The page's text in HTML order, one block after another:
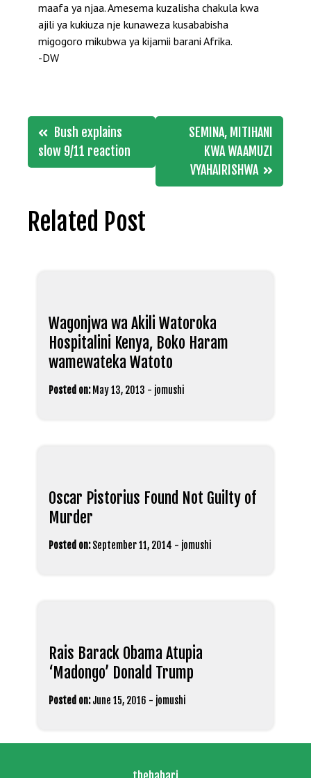
maafa ya njaa. Amesema kuzalisha chakula kwa
ajili ya kukiuza nje kunaweza kusababisha
migogoro mikubwa ya kijamii barani Afrika.
-DW
Post
navigation
Bush explains
slow 9/11 reaction
SEMINA, MITIHANI
KWA WAAMUZI
VYAHAIRISHWA
Related Post
Wagonjwa wa Akili Watoroka
Hospitalini Kenya, Boko Haram
wamewateka Watoto
Posted on: May 13, 2013 - jomushi
Oscar Pistorius Found Not Guilty of
Murder
Posted on: September 11, 2014 - jomushi
Rais Barack Obama Atupia
‘Madongo’ Donald Trump
Posted on: June 15, 2016 - jomushi